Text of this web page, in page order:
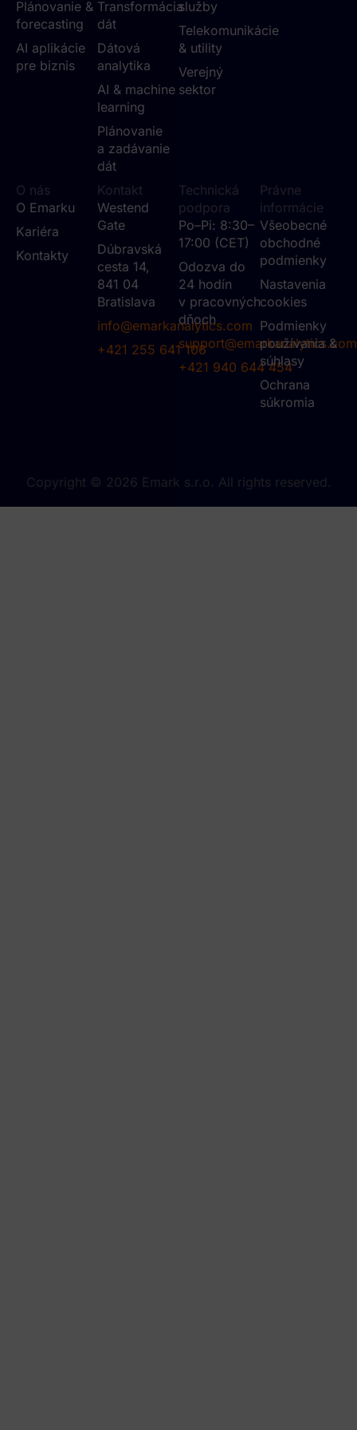
Plánovanie &
forecasting
AI aplikácie
pre biznis
Transformácia
dát
Dátová
analytika
AI & machine
learning
Plánovanie
a zadávanie
dát
služby
Telekomunikácie
& utility
Verejný
sektor
Kontakt
Westend
Gate
Dúbravská
cesta 14,
841 04
Bratislava
info@emarkanalytics.com
+421 255 641 106
Technická
podpora
Po–Pi: 8:30–
17:00 (CET)
Odozva do
24 hodín
v pracovných
dňoch
support@emarkanalytics.com
+421 940 644 454
Právne
informácie
Všeobecné
obchodné
podmienky
Nastavenia
cookies
Podmienky
používania &
súhlasy
Ochrana
súkromia
O nás
O Emarku
Kariéra
Kontakty
Copyright © 2026 Emark s.r.o. All rights reserved.